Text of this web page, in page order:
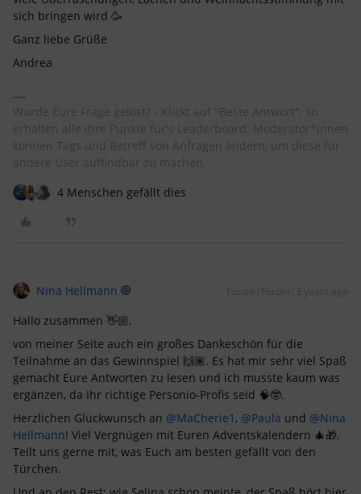
sich bringen wird 🥳
Ganz liebe Grüße
Andrea
Wurde Eure Frage gelöst? - Klickt auf "Beste Antwort", so
erhalten alle ihre Punkte für's Leaderboard. Moderator*innen
können Tags und Betreff von Anfragen ändern, um diese für
andere User auffindbar zu machen.
4 Menschen gefällt dies
Nina Hellmann Forum|Forum|3 years ago
Hallo zusammen 👋🏼,
von meiner Seite auch ein großes Dankeschön für die
Teilnahme an das Gewinnspiel 🙌🏽. Es hat mir sehr viel Spaß
gemacht Eure Antworten zu lesen und ich musste kaum was
ergänzen, da Ihr richtige Personio-Profis seid 🧠🤓.
Herzlichen Glückwunsch an @MaCherie1 , @Paula und @Nina
Hellmann! Viel Vergnügen mit Euren Adventskalendern 🎄🎁.
Teilt uns gerne mit, was Euch am besten gefällt von den
Türchen.